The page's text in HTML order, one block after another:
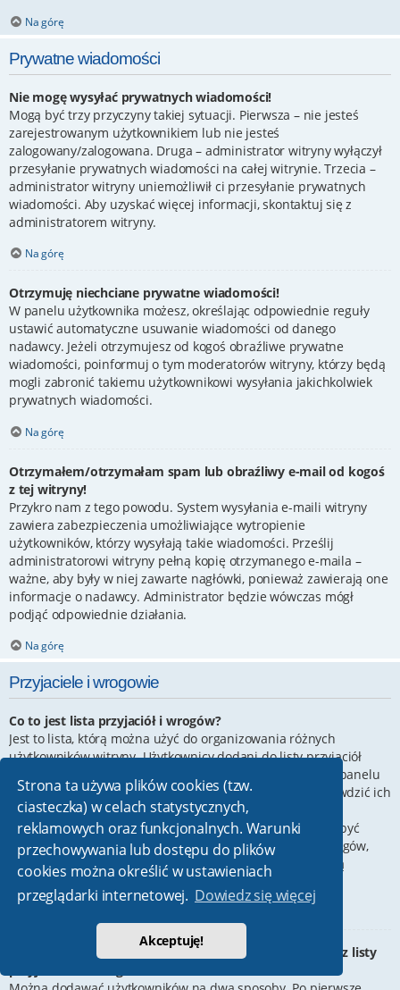
Strona ta używa plików cookies (tzw.
ciasteczka) w celach statystycznych,
reklamowych oraz funkcjonalnych. Warunki
przechowywania lub dostępu do plików
cookies można określić w ustawieniach
przeglądarki internetowej. Dowiedz się więcej
Akceptuję!
Na górę
Prywatne wiadomości
Nie mogę wysyłać prywatnych wiadomości!
Mogą być trzy przyczyny takiej sytuacji. Pierwsza – nie jesteś
zarejestrowanym użytkownikiem lub nie jesteś
zalogowany/zalogowana. Druga – administrator witryny wyłączył
przesyłanie prywatnych wiadomości na całej witrynie. Trzecia –
administrator witryny uniemożliwił ci przesyłanie prywatnych
wiadomości. Aby uzyskać więcej informacji, skontaktuj się z
administratorem witryny.
Na górę
Otrzymuję niechciane prywatne wiadomości!
W panelu użytkownika możesz, określając odpowiednie reguły
ustawić automatyczne usuwanie wiadomości od danego
nadawcy. Jeżeli otrzymujesz od kogoś obraźliwe prywatne
wiadomości, poinformuj o tym moderatorów witryny, którzy będą
mogli zabronić takiemu użytkownikowi wysyłania jakichkolwiek
prywatnych wiadomości.
Na górę
Otrzymałem/otrzymałam spam lub obraźliwy e-mail od kogoś
z tej witryny!
Przykro nam z tego powodu. System wysyłania e-maili witryny
zawiera zabezpieczenia umożliwiające wytropienie
użytkowników, którzy wysyłają takie wiadomości. Prześlij
administratorowi witryny pełną kopię otrzymanego e-maila –
ważne, aby były w niej zawarte nagłówki, ponieważ zawierają one
informacje o nadawcy. Administrator będzie wówczas mógł
podjąć odpowiednie działania.
Na górę
Przyjaciele i wrogowie
Co to jest lista przyjaciół i wrogów?
Jest to lista, którą można użyć do organizowania różnych
użytkowników witryny. Użytkownicy dodani do listy przyjaciół
znajdującej się w panelu
zarządzania kontem. Z tego poziomu można szybko sprawdzić ich
status, a także wysłać prywatną wiadomość. Zależnie od
używanego stylu witryny, posty tych użytkowników mogą być
wyróżniane. Jeśli użytkownik zostanie dodany do listy wrogów,
wszystkie posty przez niego napisane domyślnie nie będą
wyświetlane.
W jaki sposób można dodawać/usuwać użytkowników z listy